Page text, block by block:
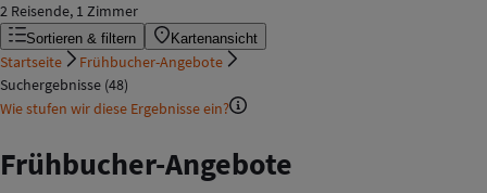
2 Reisende, 1 Zimmer
Sortieren & filtern Kartenansicht
Startseite
Frühbucher-Angebote
Suchergebnisse (48)
Wie stufen wir diese Ergebnisse ein?
Frühbucher-Angebote